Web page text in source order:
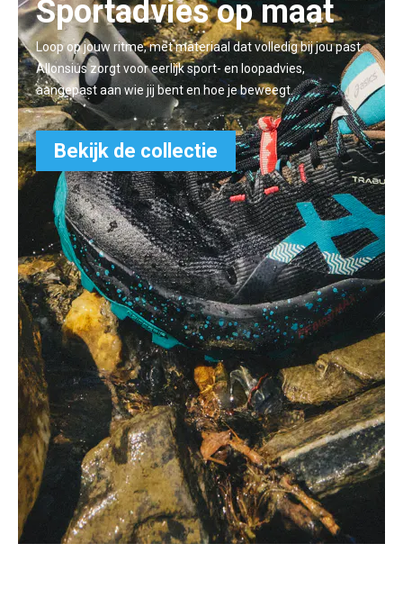
Sportadvies op maat
Loop op jouw ritme, met materiaal dat volledig bij jou past.
Allonsius zorgt voor eerlijk sport- en loopadvies,
aangepast aan wie jij bent en hoe je beweegt.
Bekijk de collectie